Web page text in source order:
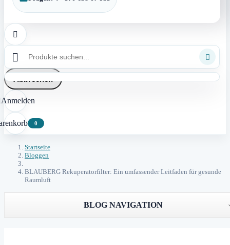

 
Abbrechen
Anmelden
0
Startseite
Bloggen
BLAUBERG Rekuperatorfilter: Ein umfassender Leitfaden für gesunde
Raumluft
BLOG NAVIGATION